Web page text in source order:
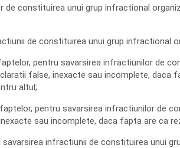
de constituirea unui grup infractional
de constituirea unui grup infractional
pentru savarsirea infractiunilor de
false, inexacte sau incomplete, daca
altul;
pentru savarsirea infractiunilor de
sau incomplete, daca fapta are ca
infractiunii de constituirea unui